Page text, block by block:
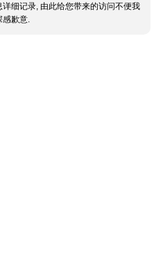
详细记录, 由此给您带来的访问不便我
感歉意.